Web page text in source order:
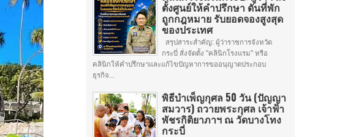
ตั้งศูนย์ให้คำปรึกษา ดันที่พัก
ถูกกฎหมาย รับยอดจองสูงสุด
ของประเทศ
สรุปสาระสำคัญ: ผู้ว่าราชการจังหวัด
กระบี่ สั่งจัดตั้ง "คลินิกโรงแรม" หรือ
คลินิกให้คำปรึกษาและแก้ไขปัญหาการขออนุญาตประกอบ
ธุรกิจ...
พิธีบำเพ็ญกุศล 50 วัน (ปัญญา
สมวาร) ถวายพระกุศล เจ้าฟ้า
พัชรกิติยาภาฯ ณ วัดบางโทง
กระบี่